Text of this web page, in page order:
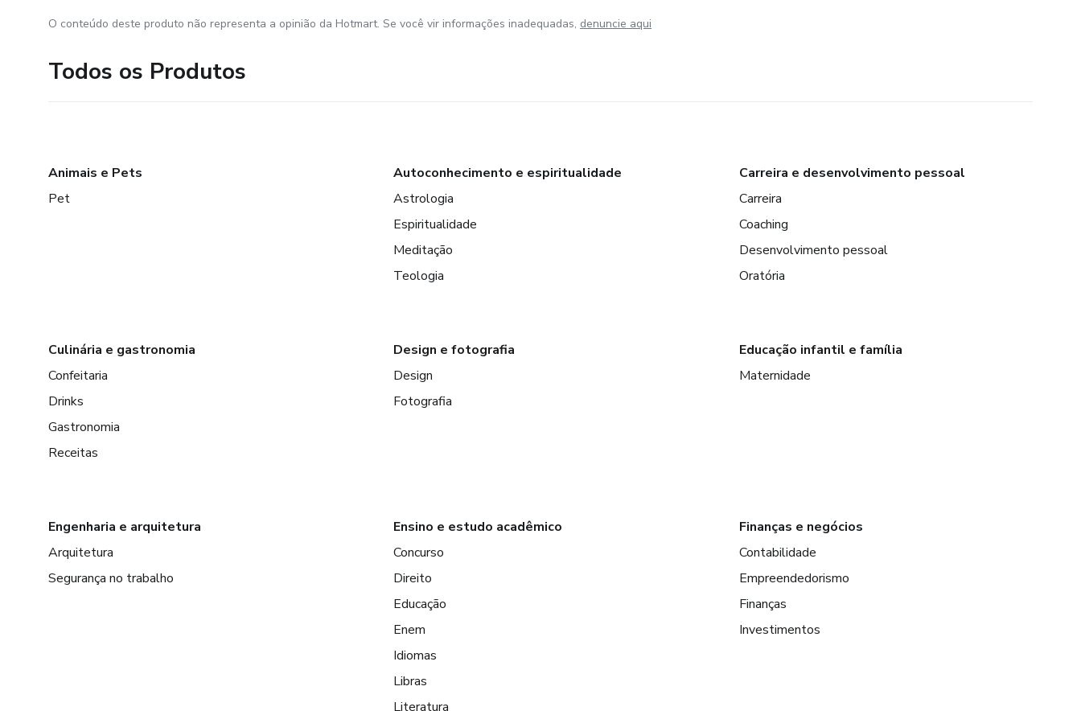
O conteúdo deste produto não representa a opinião da Hotmart. Se você vir informações inadequadas, denuncie aqui
Todos os Produtos
Animais e Pets
Pet
Autoconhecimento e espiritualidade
Astrologia
Espiritualidade
Meditação
Teologia
Carreira e desenvolvimento pessoal
Carreira
Coaching
Desenvolvimento pessoal
Oratória
Culinária e gastronomia
Confeitaria
Drinks
Gastronomia
Receitas
Design e fotografia
Design
Fotografia
Educação infantil e família
Maternidade
Engenharia e arquitetura
Arquitetura
Segurança no trabalho
Ensino e estudo acadêmico
Concurso
Direito
Educação
Enem
Idiomas
Libras
Literatura
Finanças e negócios
Contabilidade
Empreendedorismo
Finanças
Investimentos